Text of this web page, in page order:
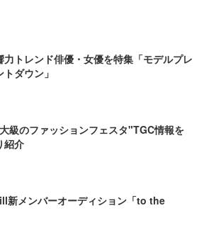
力トレンド俳優・女優を特集「モデルプレ
ダウン」
級のファッションフェスタ"TGC情報を
紹介
新メンバーオーディション「to the